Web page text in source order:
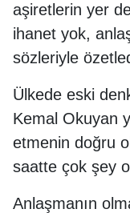
aşiretlerin yer
ihanet yok,
sözleriyle
Ülkede eski
Kemal Okuyan
etmenin doğru
saatte çok şey
Anlaşmanın